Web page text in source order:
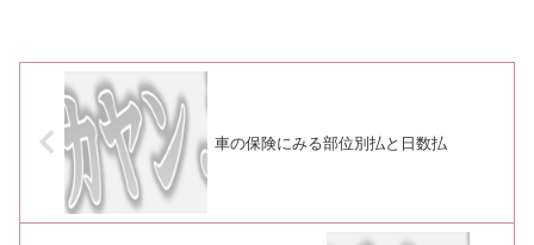
車の保険にみる部位別払と日数払